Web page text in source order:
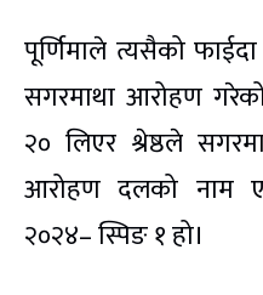
पूर्णिमाले त्यसैको
सगरमाथा आरोहण
२० लिएर श्रेष्ठले
आरोहण दलको नाम
२०२४– स्पिङ १ हो।